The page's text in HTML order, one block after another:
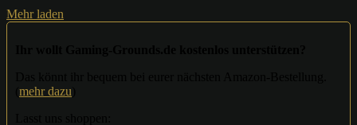
Mehr laden
mehr dazu